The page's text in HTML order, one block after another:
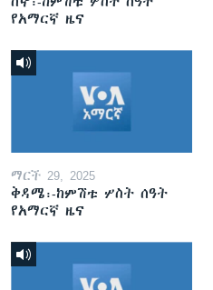
የአማርኛ ዜና
ማርች 29, 2025
ቅዳሜ፡-ከምሽቱ ሦስት ሰዓት
የአማርኛ ዜና